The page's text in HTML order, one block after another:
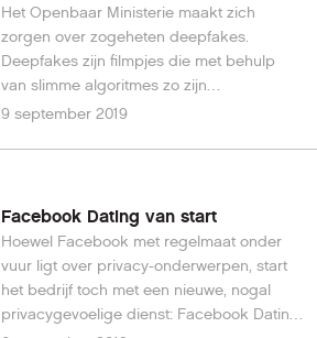
Het Openbaar Ministerie maakt zich
zorgen over zogeheten deepfakes.
Deepfakes zijn filmpjes die met behulp
van slimme algoritmes zo zijn
gemanipuleerd dat je dat niet of nauwelijk
9 september 2019
Facebook Dating van start
Hoewel Facebook met regelmaat onder
vuur ligt over privacy-onderwerpen, start
het bedrijf toch met een nieuwe, nogal
privacygevoelige dienst: Facebook Dating.